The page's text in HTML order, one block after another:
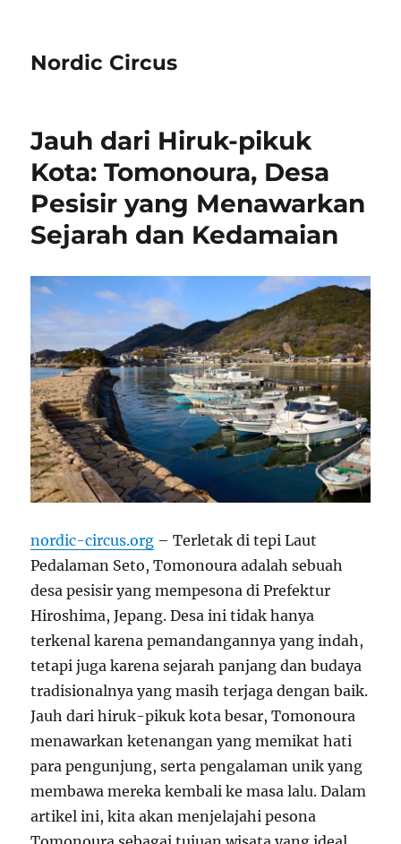
Nordic Circus
Jauh dari Hiruk-pikuk
Kota: Tomonoura, Desa
Pesisir yang Menawarkan
Sejarah dan Kedamaian
nordic-circus.org – Terletak di tepi Laut
Pedalaman Seto, Tomonoura adalah sebuah
desa pesisir yang mempesona di Prefektur
Hiroshima, Jepang. Desa ini tidak hanya
terkenal karena pemandangannya yang indah,
tetapi juga karena sejarah panjang dan budaya
tradisionalnya yang masih terjaga dengan baik.
Jauh dari hiruk-pikuk kota besar, Tomonoura
menawarkan ketenangan yang memikat hati
para pengunjung, serta pengalaman unik yang
membawa mereka kembali ke masa lalu. Dalam
artikel ini, kita akan menjelajahi pesona